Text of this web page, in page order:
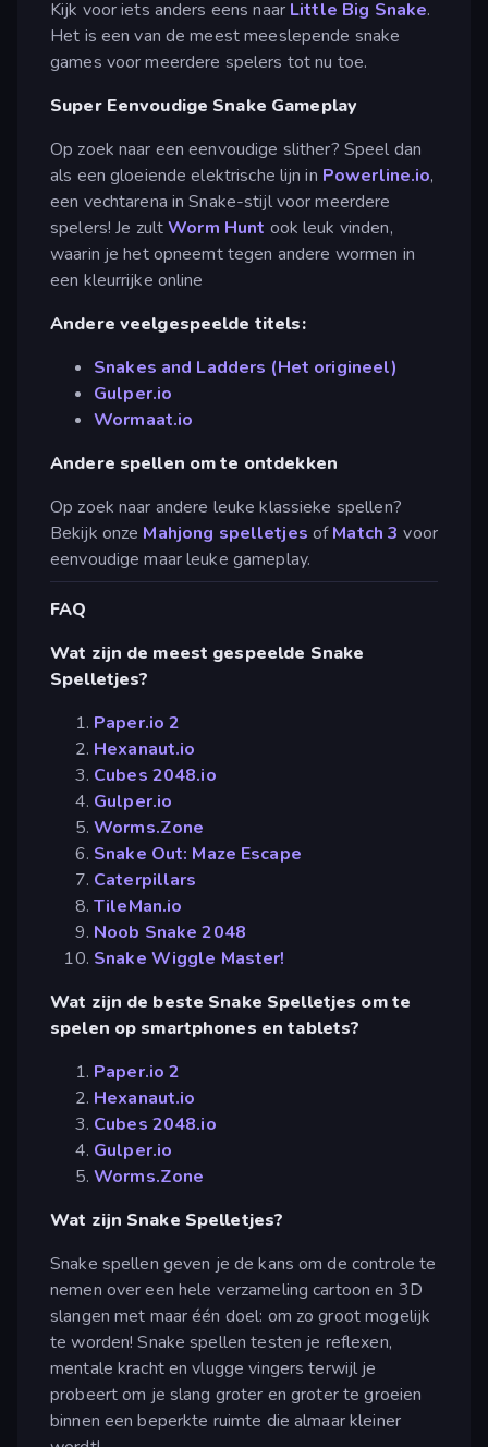
Kijk voor iets anders eens naar Little Big Snake.
Het is een van de meest meeslepende snake
games voor meerdere spelers tot nu toe.
Super Eenvoudige Snake Gameplay
Op zoek naar een eenvoudige slither? Speel dan
als een gloeiende elektrische lijn in Powerline.io,
een vechtarena in Snake-stijl voor meerdere
spelers! Je zultWorm Hunt ook leuk vinden,
waarin je het opneemt tegen andere wormen in
een kleurrijke online
Andere veelgespeelde titels:
Snakes and Ladders (Het origineel)
Gulper.io
Wormaat.io
Andere spellen om te ontdekken
Op zoek naar andere leuke klassieke spellen?
Bekijk onze Mahjong spelletjes ofMatch 3 voor
eenvoudige maar leuke gameplay.
FAQ
Wat zijn de meest gespeelde Snake
Spelletjes?
Paper.io 2
Hexanaut.io
Cubes 2048.io
Gulper.io
Worms.Zone
Snake Out: Maze Escape
Caterpillars
TileMan.io
Noob Snake 2048
Snake Wiggle Master!
Wat zijn de beste Snake Spelletjes om te
spelen op smartphones en tablets?
Paper.io 2
Hexanaut.io
Cubes 2048.io
Gulper.io
Worms.Zone
Wat zijn Snake Spelletjes?
Snake spellen geven je de kans om de controle te
nemen over een hele verzameling cartoon en 3D
slangen met maar één doel: om zo groot mogelijk
te worden! Snake spellen testen je reflexen,
mentale kracht en vlugge vingers terwijl je
probeert om je slang groter en groter te groeien
binnen een beperkte ruimte die almaar kleiner